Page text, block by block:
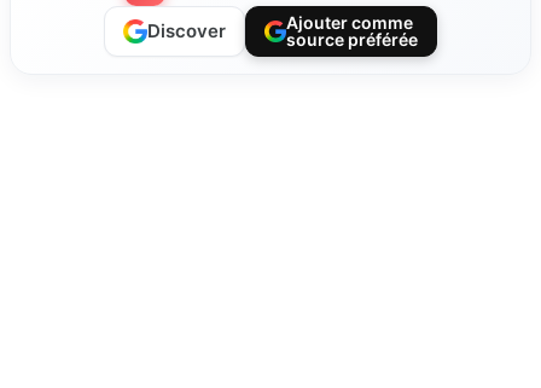
Discover
Ajouter comme
source préférée